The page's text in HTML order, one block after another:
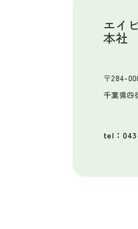
エイ
本社
〒284-
千葉県四
tel：